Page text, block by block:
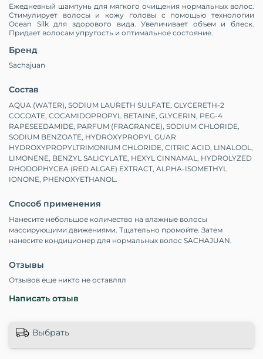
Ежедневный шампунь для мягкого очищения нормальных волос.
Стимулирует волосы и кожу головы с помощью технологии
Ocean Silk для здорового вида. Увеличивает объем и блеск.
Придает волосам упругость и оптимальное состояние.
Бренд
Sachajuan
Состав
AQUA (WATER), SODIUM LAURETH SULFATE, GLYCERETH-2
COCOATE, COCAMIDOPROPYL BETAINE, GLYCERIN, PEG-4
RAPESEEDAMIDE, PARFUM (FRAGRANCE), SODIUM CHLORIDE,
SODIUM BENZOATE, HYDROXYPROPYL GUAR
HYDROXYPROPYLTRIMONIUM CHLORIDE, CITRIC ACID, LINALOOL,
LIMONENE, BENZYL SALICYLATE, HEXYL CINNAMAL, HYDROLYZED
RHODOPHYCEA (RED ALGAE) EXTRACT, ALPHA-ISOMETHYL
IONONE, PHENOXYETHANOL.
Способ применения
Нанесите небольшое количество на влажные волосы
массирующими движениями. Тщательно промойте. Затем
нанесите кондиционер для нормальных волос SACHAJUAN.
Отзывы
Отзывов еще никто не оставлял
Написать отзыв
Выбрать